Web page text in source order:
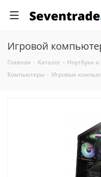
Игровой
Главная - Каталог - Ноутбуки
Компьютеры - Игровые